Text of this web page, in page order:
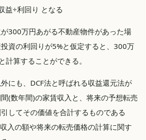
益÷利回り となる
300万円あがる不動産物件があった場
資の利回りが5%と仮定すると、300万
算することができる。
にも、DCF法と呼ばれる収益還元法が
(数年間)の家賃収入と、将来の予想転売
してその価値を合計するものである
入の額や将来の転売価格の計算に関す